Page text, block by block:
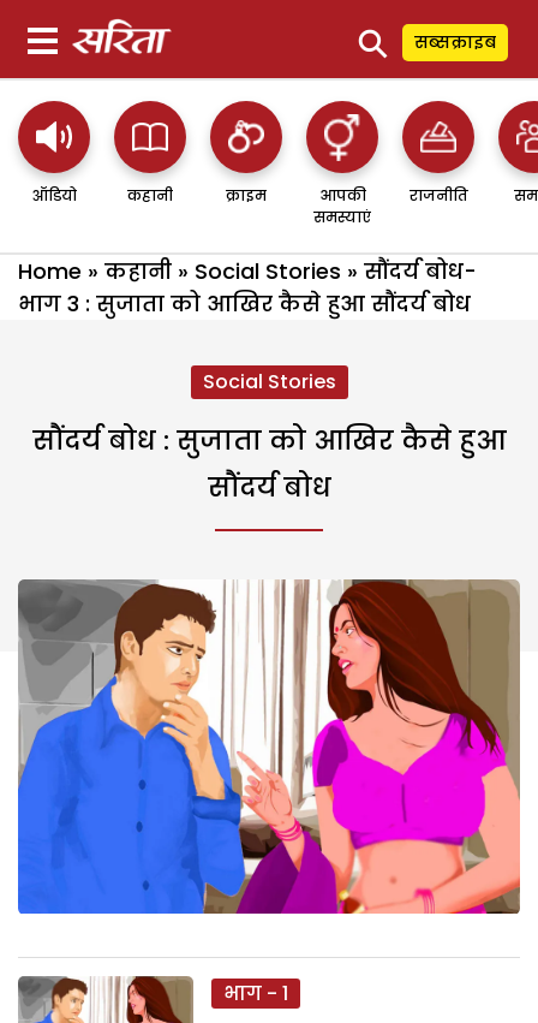
⚲ सब्सक्राइब
ऑडियो कहानी क्राइम
आपकी
समस्याएं
राजनीति
Home » कहानी » Social Stories » सौंदर्य बोध-
भाग 3 : सुजाता को आखिर कैसे हुआ सौंदर्य बोध
Social Stories
सौंदर्य बोध : सुजाता को आखिर कैसे हुआ
सौंदर्य बोध
भाग - 1